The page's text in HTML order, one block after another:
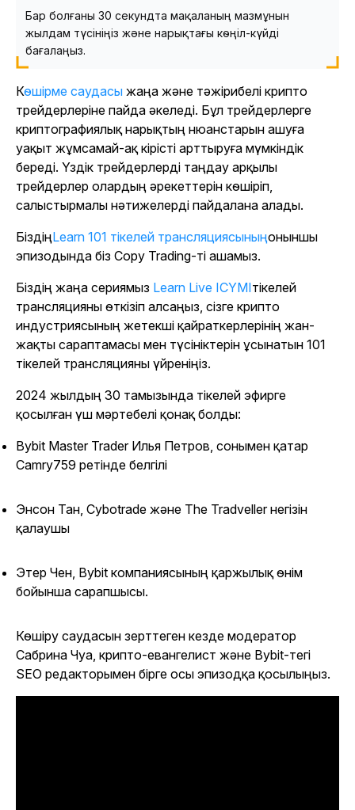
Бар болғаны 30 секундта мақаланың мазмұнын
жылдам түсініңіз және нарықтағы көңіл-күйді
бағалаңыз.
Көшірме саудасы жаңа және тәжірибелі крипто
трейдерлеріне пайда әкеледі. Бұл трейдерлерге
криптографиялық нарықтың нюанстарын ашуға
уақыт жұмсамай-ақ кірісті арттыруға мүмкіндік
береді. Үздік трейдерлерді таңдау арқылы
трейдерлер олардың әрекеттерін көшіріп,
салыстырмалы нәтижелерді пайдалана алады.
БіздіңLearn 101 тікелей трансляциясыныңоныншы
эпизодында біз Copy Trading-ті ашамыз.
Біздің жаңа сериямыз Learn Live ICYMIтікелей
трансляцияны өткізіп алсаңыз, сізге крипто
индустриясының жетекші қайраткерлерінің жан-
жақты сараптамасы мен түсініктерін ұсынатын 101
тікелей трансляцияны үйреніңіз.
2024 жылдың 30 тамызында тікелей эфирге
қосылған үш мәртебелі қонақ болды:
Bybit Master Trader Илья Петров, сонымен қатар
Camry759 ретінде белгілі
Энсон Тан, Cybotrade және The Tradveller негізін
қалаушы
Этер Чен, Bybit компаниясының қаржылық өнім
бойынша сарапшысы.
Көшіру саудасын зерттеген кезде модератор
Сабрина Чуа, крипто-евангелист және Bybit-тегі
SEO редакторымен бірге осы эпизодқа қосылыңыз.